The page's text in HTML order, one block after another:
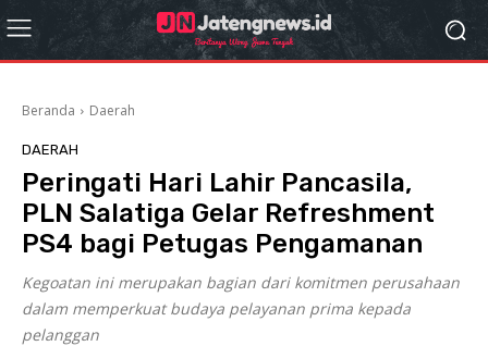
Beranda Daerah
DAERAH
Peringati Hari Lahir Pancasila,
PLN Salatiga Gelar Refreshment
PS4 bagi Petugas Pengamanan
Kegoatan ini merupakan bagian dari komitmen perusahaan
dalam memperkuat budaya pelayanan prima kepada
pelanggan